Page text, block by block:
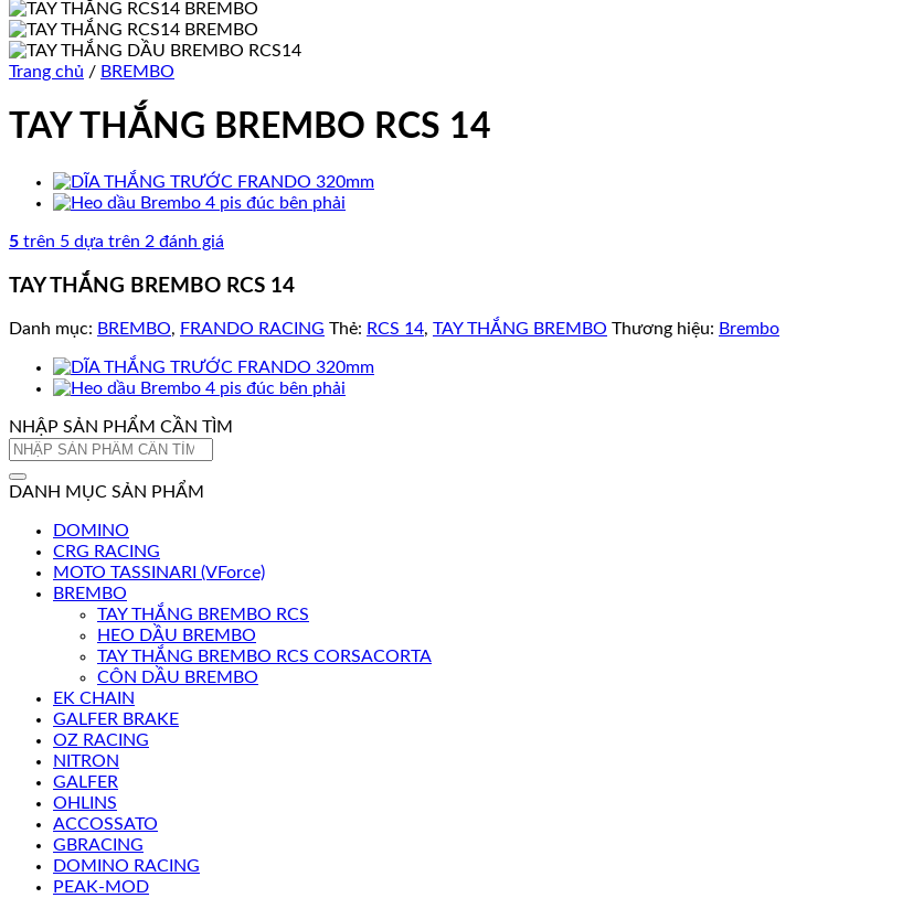
Trang chủ / BREMBO
TAY THẮNG BREMBO RCS 14
5 trên 5 dựa trên 2 đánh giá
TAY THẮNG BREMBO RCS 14
Danh mục: BREMBO, FRANDO RACING Thẻ: RCS 14, TAY THẮNG BREMBO Thương hiệu: Brembo
NHẬP SẢN PHẨM CẦN TÌM
Tìm
DANH MỤC SẢN PHẨM
DOMINO
CRG RACING
MOTO TASSINARI (VForce)
BREMBO
TAY THẮNG BREMBO RCS
HEO DẦU BREMBO
TAY THẮNG BREMBO RCS CORSACORTA
CÔN DẦU BREMBO
EK CHAIN
GALFER BRAKE
OZ RACING
NITRON
GALFER
OHLINS
ACCOSSATO
GBRACING
DOMINO RACING
PEAK-MOD